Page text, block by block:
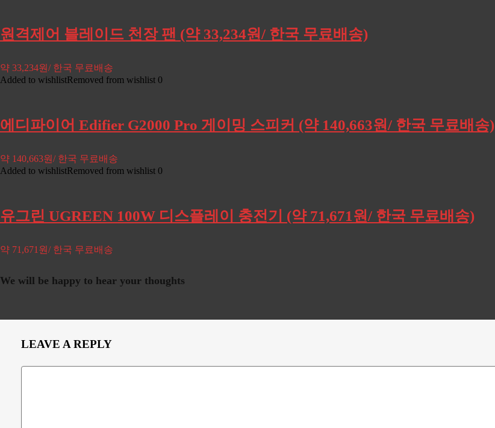
원격제어 블레이드 천장 팬 (약 33,234원/ 한국 무료배송)
약 33,234원/ 한국 무료배송
Added to wishlistRemoved from wishlist 0
에디파이어 Edifier G2000 Pro 게이밍 스피커 (약 140,663원/ 한국 무료배송)
약 140,663원/ 한국 무료배송
Added to wishlistRemoved from wishlist 0
유그린 UGREEN 100W 디스플레이 충전기 (약 71,671원/ 한국 무료배송)
약 71,671원/ 한국 무료배송
We will be happy to hear your thoughts
LEAVE A REPLY